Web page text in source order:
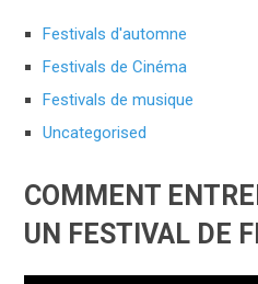
Festivals d'automne
Festivals de Cinéma
Festivals de musique
Uncategorised
COMMENT
UN FESTIVAL DE